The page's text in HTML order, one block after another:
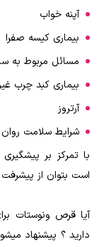
آپنه خواب
بیماری کیسه صفرا
مسائل مربوط به
بیماری کبد چرب
آرتروز
شرایط سلامت روان
با تمرکز بر پیشگیری
است بتوان از
آیا قرص ونوستات
دارید ؟ پیشنهاد